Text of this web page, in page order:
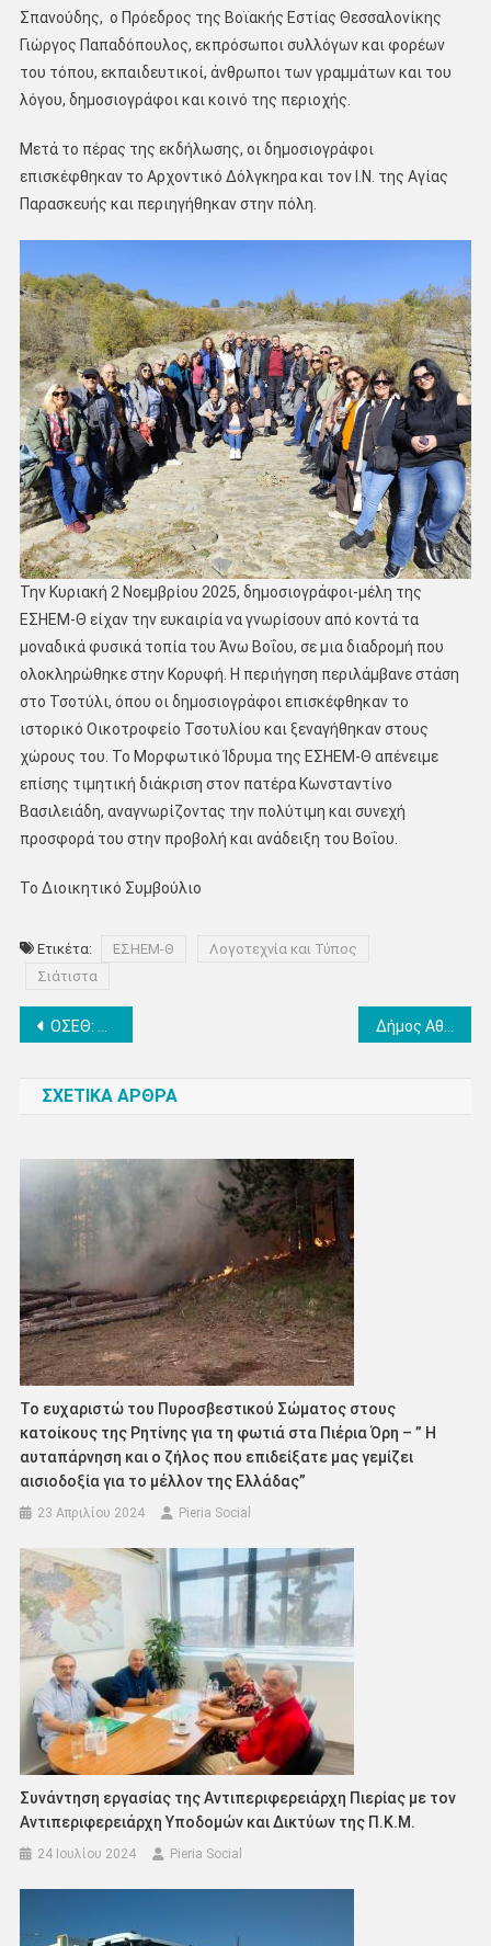
Σπανούδης, ο Πρόεδρος της Βοϊακής Εστίας Θεσσαλονίκης
Γιώργος Παπαδόπουλος, εκπρόσωποι συλλόγων και φορέων
του τόπου, εκπαιδευτικοί, άνθρωποι των γραμμάτων και του
λόγου, δημοσιογράφοι και κοινό της περιοχής.
Μετά το πέρας της εκδήλωσης, οι δημοσιογράφοι
επισκέφθηκαν το Αρχοντικό Δόλγκηρα και τον Ι.Ν. της Αγίας
Παρασκευής και περιηγήθηκαν στην πόλη.
Την Κυριακή 2 Νοεμβρίου 2025, δημοσιογράφοι-μέλη της
ΕΣΗΕΜ-Θ είχαν την ευκαιρία να γνωρίσουν από κοντά τα
μοναδικά φυσικά τοπία του Άνω Βοΐου, σε μια διαδρομή που
ολοκληρώθηκε στην Κορυφή. Η περιήγηση περιλάμβανε στάση
στο Τσοτύλι, όπου οι δημοσιογράφοι επισκέφθηκαν το
ιστορικό Οικοτροφείο Τσοτυλίου και ξεναγήθηκαν στους
χώρους του. Το Μορφωτικό Ίδρυμα της ΕΣΗΕΜ-Θ απένειμε
επίσης τιμητική διάκριση στον πατέρα Κωνσταντίνο
Βασιλειάδη, αναγνωρίζοντας την πολύτιμη και συνεχή
προσφορά του στην προβολή και ανάδειξη του Βοΐου.
Το Διοικητικό Συμβούλιο
Ετικέτα: ΕΣΗΕΜ-Θ
Λογοτεχνία και Τύπος
Σιάτιστα
Πλοήγηση
ΟΣΕΘ: Ξεκινά η νέα λεωφορειακή γραμμή M1
ΣΧΕΤΙΚΑ ΑΡΘΡΑ
Το ευχαριστώ του Πυροσβεστικού Σώματος στους
κατοίκους της Ρητίνης για τη φωτιά στα Πιέρια Όρη – ” Η
αυταπάρνηση και ο ζήλος που επιδείξατε μας γεμίζει
αισιοδοξία για το μέλλον της Ελλάδας”
23 Απριλίου 2024 Pieria Social
Συνάντηση εργασίας της Αντιπεριφερειάρχη Πιερίας με τον
Αντιπεριφερειάρχη Υποδομών και Δικτύων της Π.Κ.Μ.
24 Ιουλίου 2024 Pieria Social